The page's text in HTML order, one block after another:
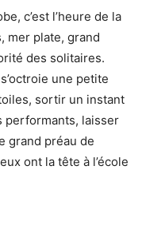
c’est l’heure de la
mer plate, grand
des solitaires.
une petite
sortir un instant
performants, laisser
grand préau de
ont la tête à l’école